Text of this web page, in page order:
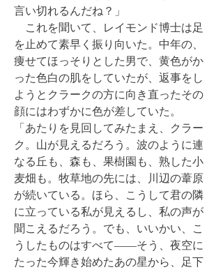
言い切れるんだね？」
これを聞いて、レイモンド博士は足
を止めて素早く振り向いた。中年の、
痩せてほっそりとした男で、黄色がか
った色白の肌をしていたが、返事をし
ようとクラークの方に向き直ったその
顔にはわずかに色が差していた。
「あたりを見回してみたまえ、クラー
ク。山が見えるだろう。波のように連
なる丘も、森も、果樹園も、熟した小
麦畑も。牧草地の先には、川辺の葦原
が続いている。ほら、こうして君の隣
に立っている私が見えるし、私の声が
聞こえるだろう。でも、いいかい、こ
うしたものはすべて――そう、夜空に
たった今輝き始めたあの星から、足下